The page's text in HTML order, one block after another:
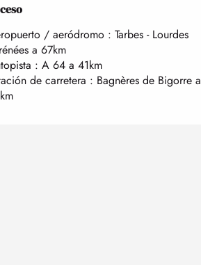
/ aeródromo : Tarbes - Lourdes
a 67km
: A 64 a 41km
de carretera : Bagnères de Bigorre a